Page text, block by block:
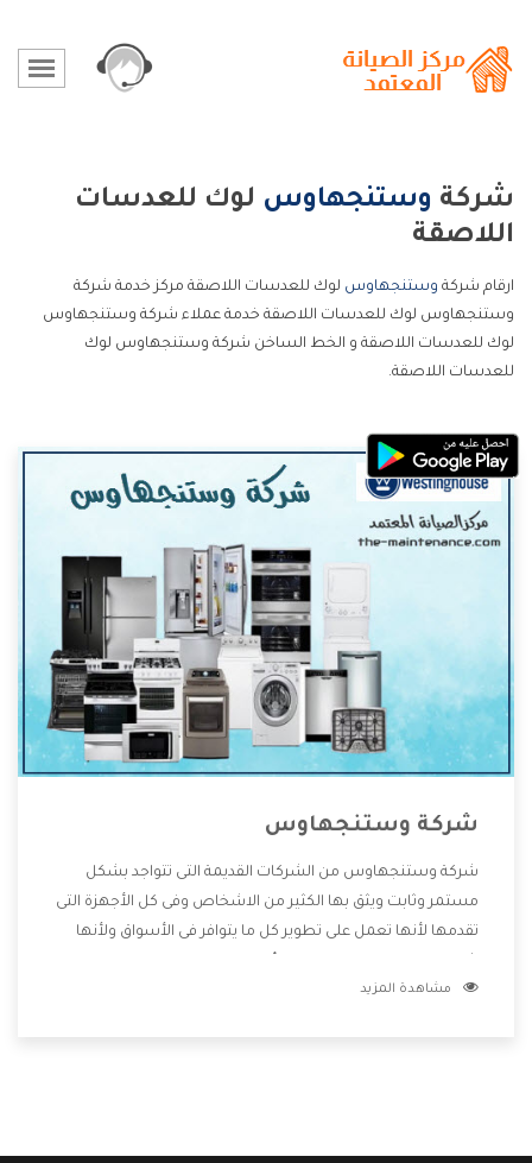
شركة وستنجهاوس لوك للعدسات
اللاصقة
ارقام شركة وستنجهاوس لوك للعدسات اللاصقة مركز خدمة شركة
وستنجهاوس لوك للعدسات اللاصقة خدمة عملاء شركة وستنجهاوس
لوك للعدسات اللاصقة و الخط الساخن شركة وستنجهاوس لوك
للعدسات اللاصقة.
شركة وستنجهاوس
شركة وستنجهاوس من الشركات القديمة التى تتواجد بشكل
مستمر وثابت ويثق بها الكثير من الاشخاص وفى كل الأجهزة التى
تقدمها لأنها تعمل على تطوير كل ما يتوافر فى الأسواق ولأنها
المنتجات وتقدم للعملاء أقوى العروض والخصومات التى تسهل
مشاهدة المزيد